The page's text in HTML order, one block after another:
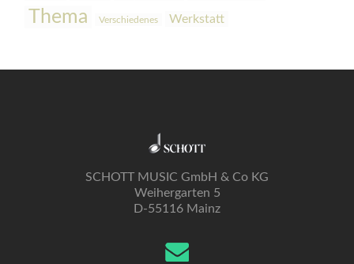
Thema Verschiedenes Werkstatt
SCHOTT MUSIC GmbH & Co KG
Weihergarten 5
D-55116 Mainz